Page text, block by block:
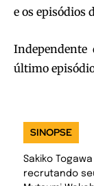
e os episódios
último
SINOPSE
Sakiko
recrutando